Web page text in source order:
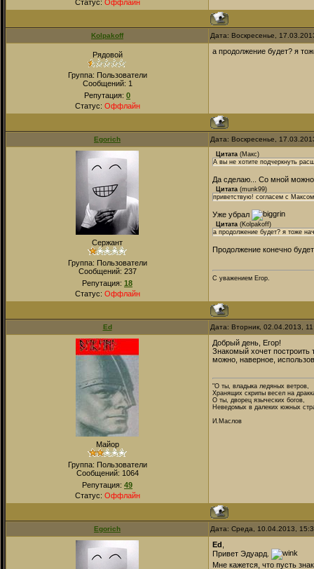
Статус: Оффлайн
Kolpakoff Дата: Воскресенье,
Рядовой
Группа: Пользователи
Сообщений: 1
Репутация: 0
Статус: Оффлайн
а продолжение будет? я
Egorich Дата: Воскресенье,
Сержант
Группа: Пользователи
Сообщений: 237
Репутация: 18
Статус: Оффлайн
Цитата (Макс)
А вы не хотите подчеркнуть
Да сделаю... Со мной
Цитата (munk99)
приветствую! согласем с
Уже убрал
Цитата (Kolpakoff)
а продолжение будет? я тоже
Продолжение конечно
С уважением Егор.
Ed Дата: Вторник, 02.04.2013,
Майор
Группа: Пользователи
Сообщений: 1064
Репутация: 49
Статус: Оффлайн
Добрый день, Егор!
Знакомый хочет
можно, наверное,
"О ты, владыка ледяных ветров,
Хранящих скрипы весел на
О ты, дворец языческих богов,
Неведомых в далеких южных
И.Маслов
Egorich Дата: Среда, 10.04.2013,
Ed
Привет Эдуард.
Мне кажется, что пусть